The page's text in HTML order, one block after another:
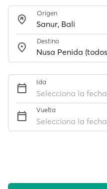
Origen
Destino
Ida
Selecciona la fecha
Vuelta
Selecciona la fecha